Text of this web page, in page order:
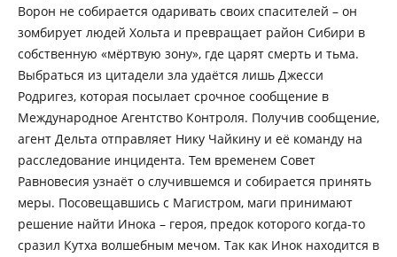
Ворон не собирается одаривать своих спасителей – он
зомбирует людей Хольта и превращает район Сибири в
собственную «мёртвую зону», где царят смерть и тьма.
Выбраться из цитадели зла удаётся лишь Джесси
Родригез, которая посылает срочное сообщение в
Международное Агентство Контроля. Получив сообщение,
агент Дельта отправляет Нику Чайкину и её команду на
расследование инцидента. Тем временем Совет
Равновесия узнаёт о случившемся и собирается принять
меры. Посовещавшись с Магистром, маги принимают
решение найти Инока – героя, предок которого когда-то
сразил Кутха волшебным мечом. Так как Инок находится в